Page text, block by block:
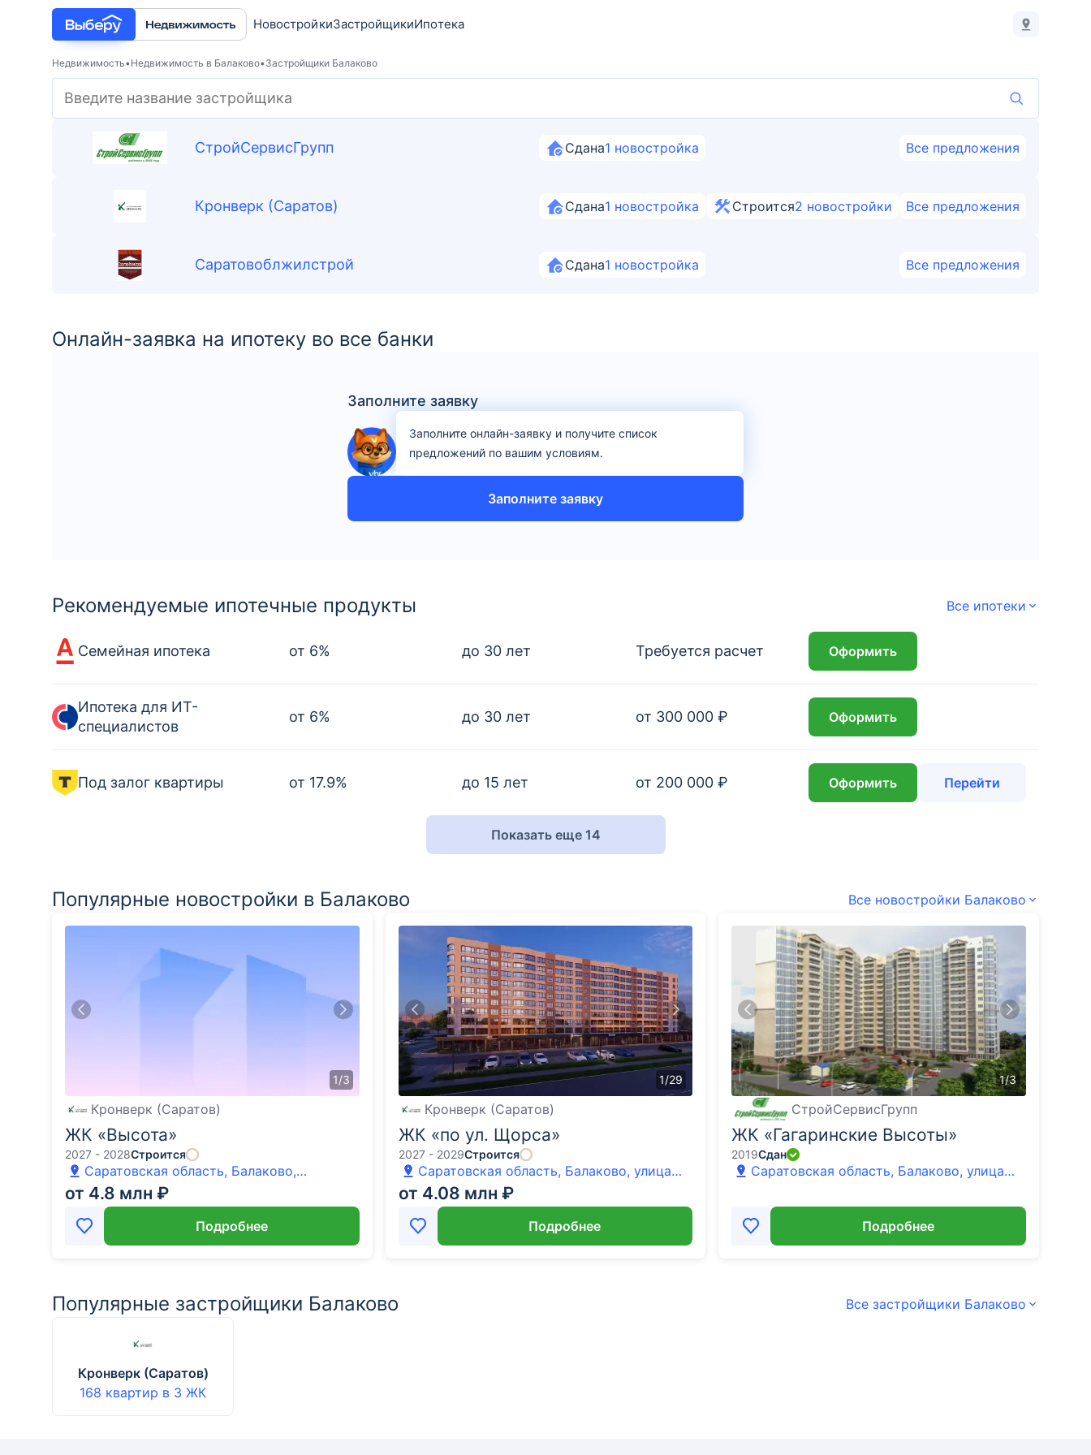
НовостройкиЗастройщикиИпотека
Недвижимость Недвижимость в Балаково Застройщики Балаково
СтройСервисГрупп Сдана1 новостройка Все предложения
Кронверк (Саратов) Сдана1 новостройка Строится2 новостройки Все предложения
Саратовоблжилстрой Сдана1 новостройка Все предложения
Онлайн-заявка на ипотеку во все банки
Заполните заявку
Заполните онлайн-заявку и получите список
предложений по вашим условиям.
Заполните заявку
Рекомендуемые ипотечные продукты Все ипотеки
Семейная ипотека от 6% до 30 лет Требуется расчет Оформить
Ипотека для ИТ-
специалистов
от 6% до 30 лет от 300 000 ₽ Оформить
Под залог квартиры от 17.9% до 15 лет от 200 000 ₽ Оформить Перейти
Показать еще 14
Популярные новостройки в Балаково Все новостройки Балаково
1/3
Кронверк (Саратов)
ЖК «Высота»
2027 - 2028Строится
Саратовская область, Балаково,
Комсомольская улица
от 4.8 млн ₽
Подробнее
1/29
Кронверк (Саратов)
ЖК «по ул. Щорса»
2027 - 2029Строится
Саратовская область, Балаково, улица
Щорса
от 4.08 млн ₽
Подробнее
1/3
СтройСервисГрупп
ЖК «Гагаринские Высоты»
2019Сдан
Саратовская область, Балаково, улица
Подробнее
Популярные застройщики Балаково Все застройщики Балаково
Кронверк (Саратов)
168 квартир в 3 ЖК